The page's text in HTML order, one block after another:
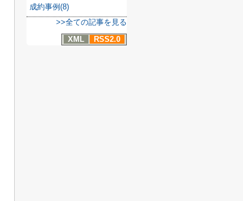
成約事例(8)
>>全ての記事を見る
XML
RSS2.0